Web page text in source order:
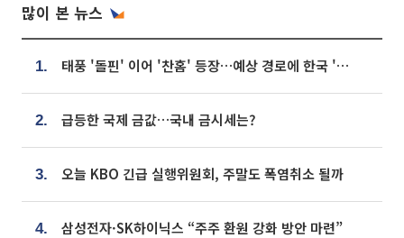
많이 본 뉴스
1. 태풍 '돌핀' 이어 '찬홈' 등장…예상 경로에 한국 '한숨'
2. 급등한 국제 금값…국내 금시세는?
3. 오늘 KBO 긴급 실행위원회, 주말도 폭염취소 될까
4. 삼성전자·SK하이닉스 “주주 환원 강화 방안 마련”